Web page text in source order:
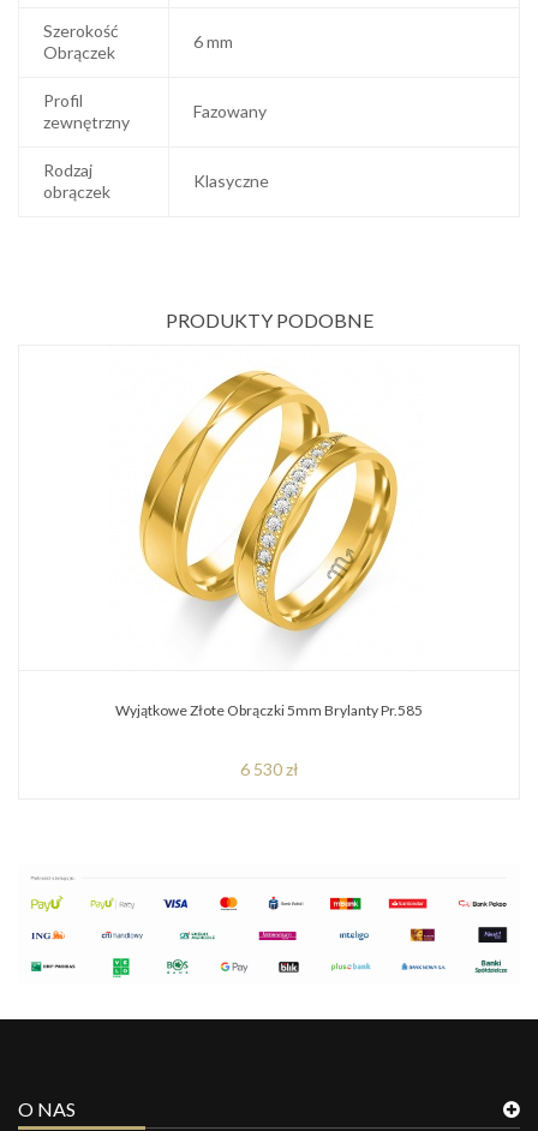
Szerokość
Obrączek
6 mm
Profil
zewnętrzny
Fazowany
Rodzaj
obrączek
Klasyczne
PRODUKTY PODOBNE
Wyjątkowe Złote Obrączki 5mm Brylanty Pr.585
6 530 zł
O NAS